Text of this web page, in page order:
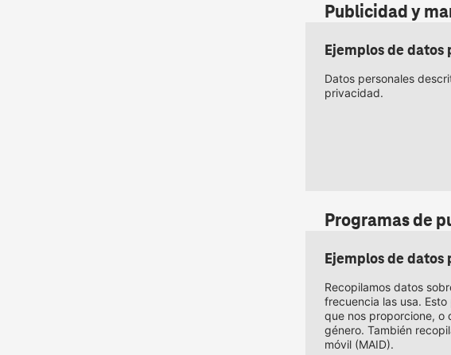
Publicidad y
Ejemplos de datos
Datos personales
privacidad.
Programas de
Ejemplos de datos
Recopilamos datos
frecuencia las usa.
que nos proporcione, o
género. También
móvil (MAID).